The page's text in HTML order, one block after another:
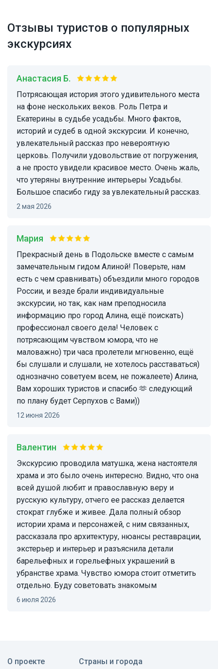
Отзывы туристов о популярных
экскурсиях
Анастасия Б.
Потрясающая история этого удивительного места
на фоне нескольких веков. Роль Петра и
Екатерины в судьбе усадьбы. Много фактов,
историй и судеб в одной экскурсии. И конечно,
увлекательный рассказ про невероятную
церковь. Получили удовольствие от погружения,
а не просто увидели красивое место. Очень жаль,
что утеряны внутренние интерьеры Усадьбы.
Большое спасибо гиду за увлекательный рассказ.
2 мая 2026
Мария
Прекрасный день в Подольске вместе с самым
замечательным гидом Алиной! Поверьте, нам
есть с чем сравнивать) объездили много городов
России, и везде брали индивидуальные
экскурсии, но так, как нам преподносила
информацию про город Алина, ещё поискать)
профессионал своего дела! Человек с
потрясающим чувством юмора, что не
маловажно) три часа пролетели мгновенно, ещё
бы слушали и слушали, не хотелось расставаться)
однозначно советуем всем, не пожалеете) Алина,
Вам хороших туристов и спасибо 🫶 следующий
по плану будет Серпухов с Вами))
12 июня 2026
Валентин
Экскурсию проводила матушка, жена настоятеля
храма и это было очень интересно. Видно, что она
всей душой любит и православную веру и
русскую культуру, отчего ее рассказ делается
стократ глубже и живее. Дала полный обзор
истории храма и персонажей, с ним связанных,
рассказала про архитектуру, нюансы реставрации,
экстерьер и интерьер и разъяснила детали
барельефных и горельефных украшений в
убранстве храма. Чувство юмора стоит отметить
отдельно. Буду советовать знакомым
6 июля 2026
О проекте Страны и города